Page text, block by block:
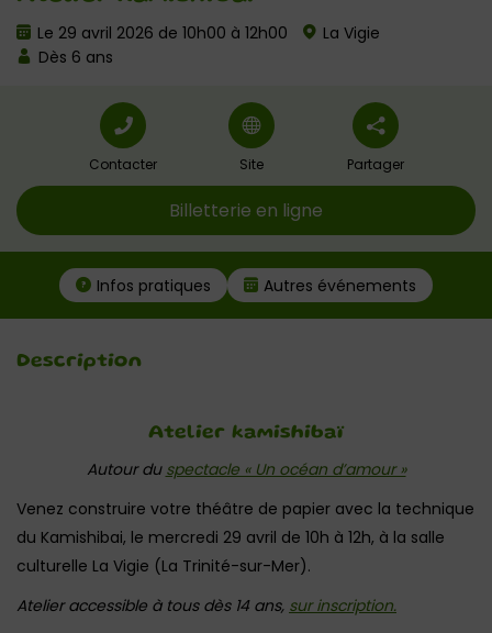
Le 29 avril 2026 de 10h00 à 12h00
La Vigie
Dès 6 ans
Contacter Site Partager
Billetterie en ligne
Infos pratiques Autres événements
Description
Atelier kamishibaï
Autour du spectacle « Un océan d’amour »
Venez construire votre théâtre de papier avec la technique
du Kamishibai, le mercredi 29 avril de 10h à 12h, à la salle
culturelle La Vigie (La Trinité-sur-Mer).
Atelier accessible à tous dès 14 ans, sur inscription.